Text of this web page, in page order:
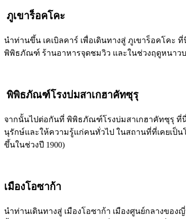
ภูเขาร็อคโคะ
นำท่านขึ้น เคเบิลคาร์ เพื่อเดินทางสู่ ภูเขาร็อคโคะ
พิพิธภัณฑ์ ร้านอาหารจุดชมวิว และในช่วงฤดูหนาว
พิพิธภัณฑ์โรงบ่มสาเกฮาคัทซุรุ
จากนั้นไปต่อกันที่ พิพิธภัณฑ์โรงบ่มสาเกฮาคัทซุรุ ที่
นุรักษ์และให้ความรู้แก่คนทั่วไป ในสถานที่ที่เคยเป็น
ขึ้นในช่วงปี 1900)
เมืองโอซาก้า
นำท่านเดินทางสู่ เมืองโอซาก้า เมืองศูนย์กลางขอ